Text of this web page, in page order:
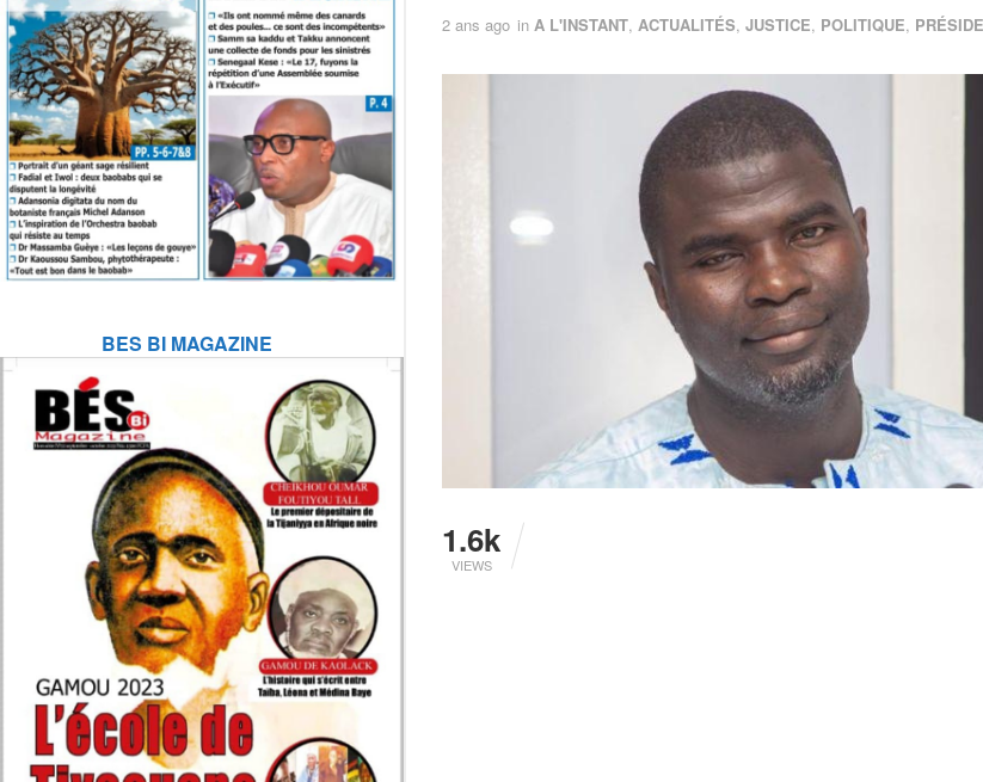
BES BI MAGAZINE
2 ans ago in A L'INSTANT, ACTUALITÉS, JUSTICE, POLITIQUE,
1.6k
VIEWS